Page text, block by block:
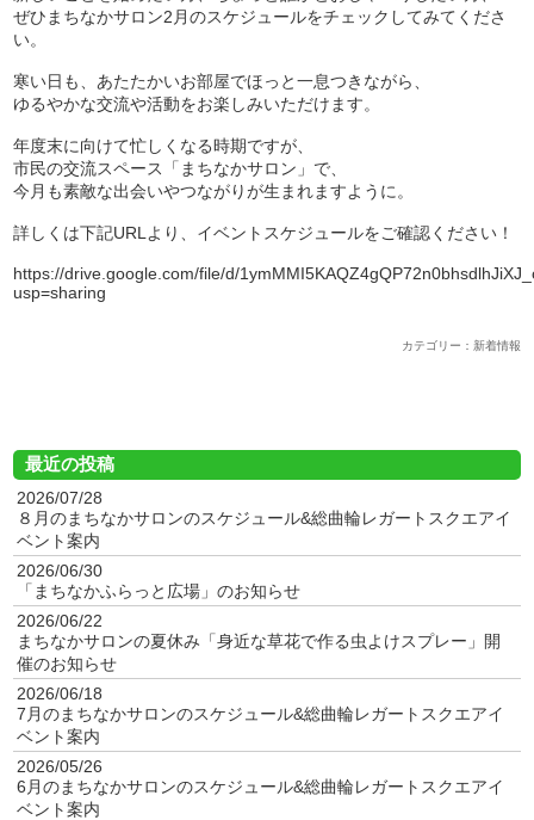
ぜひまちなかサロン2月のスケジュールをチェックしてみてくださ
い。
寒い日も、あたたかいお部屋でほっと一息つきながら、
ゆるやかな交流や活動をお楽しみいただけます。
年度末に向けて忙しくなる時期ですが、
市民の交流スペース「まちなかサロン」で、
今月も素敵な出会いやつながりが生まれますように。
詳しくは下記URLより、イベントスケジュールをご確認ください！
https://drive.google.com/file/d/
usp=sharing
カテゴリー：新着情報
最近の投稿
2026/07/28
８月のまちなかサロンのスケジュール&総曲輪レガートスクエアイ
ベント案内
2026/06/30
「まちなかふらっと広場」のお知らせ
2026/06/22
まちなかサロンの夏休み「身近な草花で作る虫よけスプレー」開
催のお知らせ
2026/06/18
7月のまちなかサロンのスケジュール&総曲輪レガートスクエアイ
ベント案内
2026/05/26
6月のまちなかサロンのスケジュール&総曲輪レガートスクエアイ
ベント案内